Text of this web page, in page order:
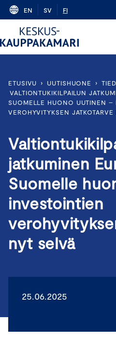
Skip
content
EN SV FI
ETUSIVU › UUTISHUONE ›
VALTIONTUKIKILPAILUN
SUOMELLE HUONO UUTINEN –
VEROHYVITYKSEN JATKOTARVE
jatkuminen
Suomelle
investointien
nyt selvä
25.06.2025